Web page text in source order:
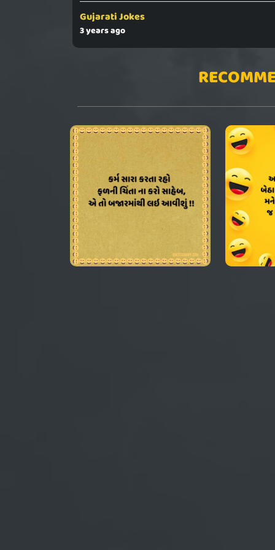
Gujarati Jokes
3 years ago